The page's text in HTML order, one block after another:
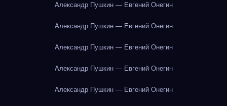
Александр Пушкин — Евгений Онегин
Александр Пушкин — Евгений Онегин
Александр Пушкин — Евгений Онегин
Александр Пушкин — Евгений Онегин
Александр Пушкин — Евгений Онегин